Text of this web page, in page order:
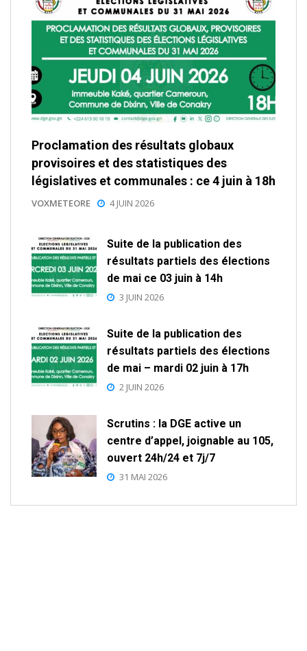
Proclamation des résultats globaux
provisoires et des statistiques des
législatives et communales : ce 4 juin à 18h
VOXMETEORE 4 JUIN 2026
Suite de la publication des
résultats partiels des élections
de mai ce 03 juin à 14h
3 JUIN 2026
Suite de la publication des
résultats partiels des élections
de mai – mardi 02 juin à 17h
2 JUIN 2026
Scrutins : la DGE active un
centre d’appel, joignable au 105,
ouvert 24h/24 et 7j/7
31 MAI 2026